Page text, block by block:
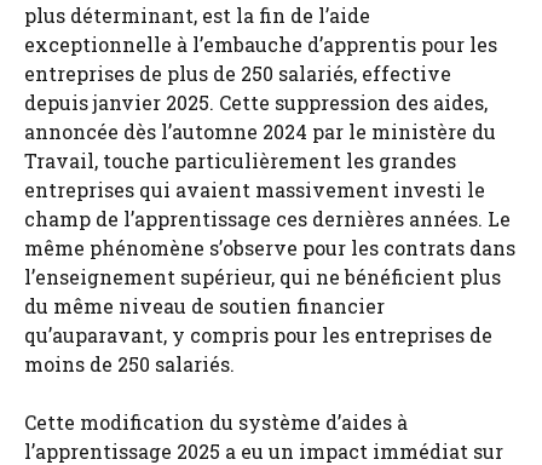
plus déterminant, est la fin de l’aide
exceptionnelle à l’embauche d’apprentis pour les
entreprises de plus de 250 salariés, effective
depuis janvier 2025. Cette suppression des aides,
annoncée dès l’automne 2024 par le ministère du
Travail, touche particulièrement les grandes
entreprises qui avaient massivement investi le
champ de l’apprentissage ces dernières années. Le
même phénomène s’observe pour les contrats dans
l’enseignement supérieur, qui ne bénéficient plus
du même niveau de soutien financier
qu’auparavant, y compris pour les entreprises de
moins de 250 salariés.
Cette modification du système d’aides à
l’apprentissage 2025 a eu un impact immédiat sur